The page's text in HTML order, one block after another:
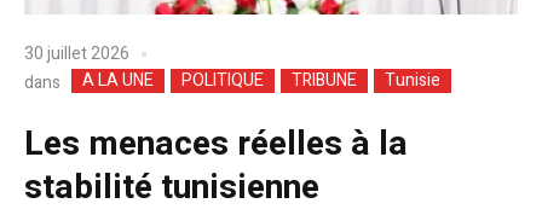
30 juillet 2026
dans
A LA UNE POLITIQUE TRIBUNE Tunisie
Les menaces réelles à la
stabilité tunisienne